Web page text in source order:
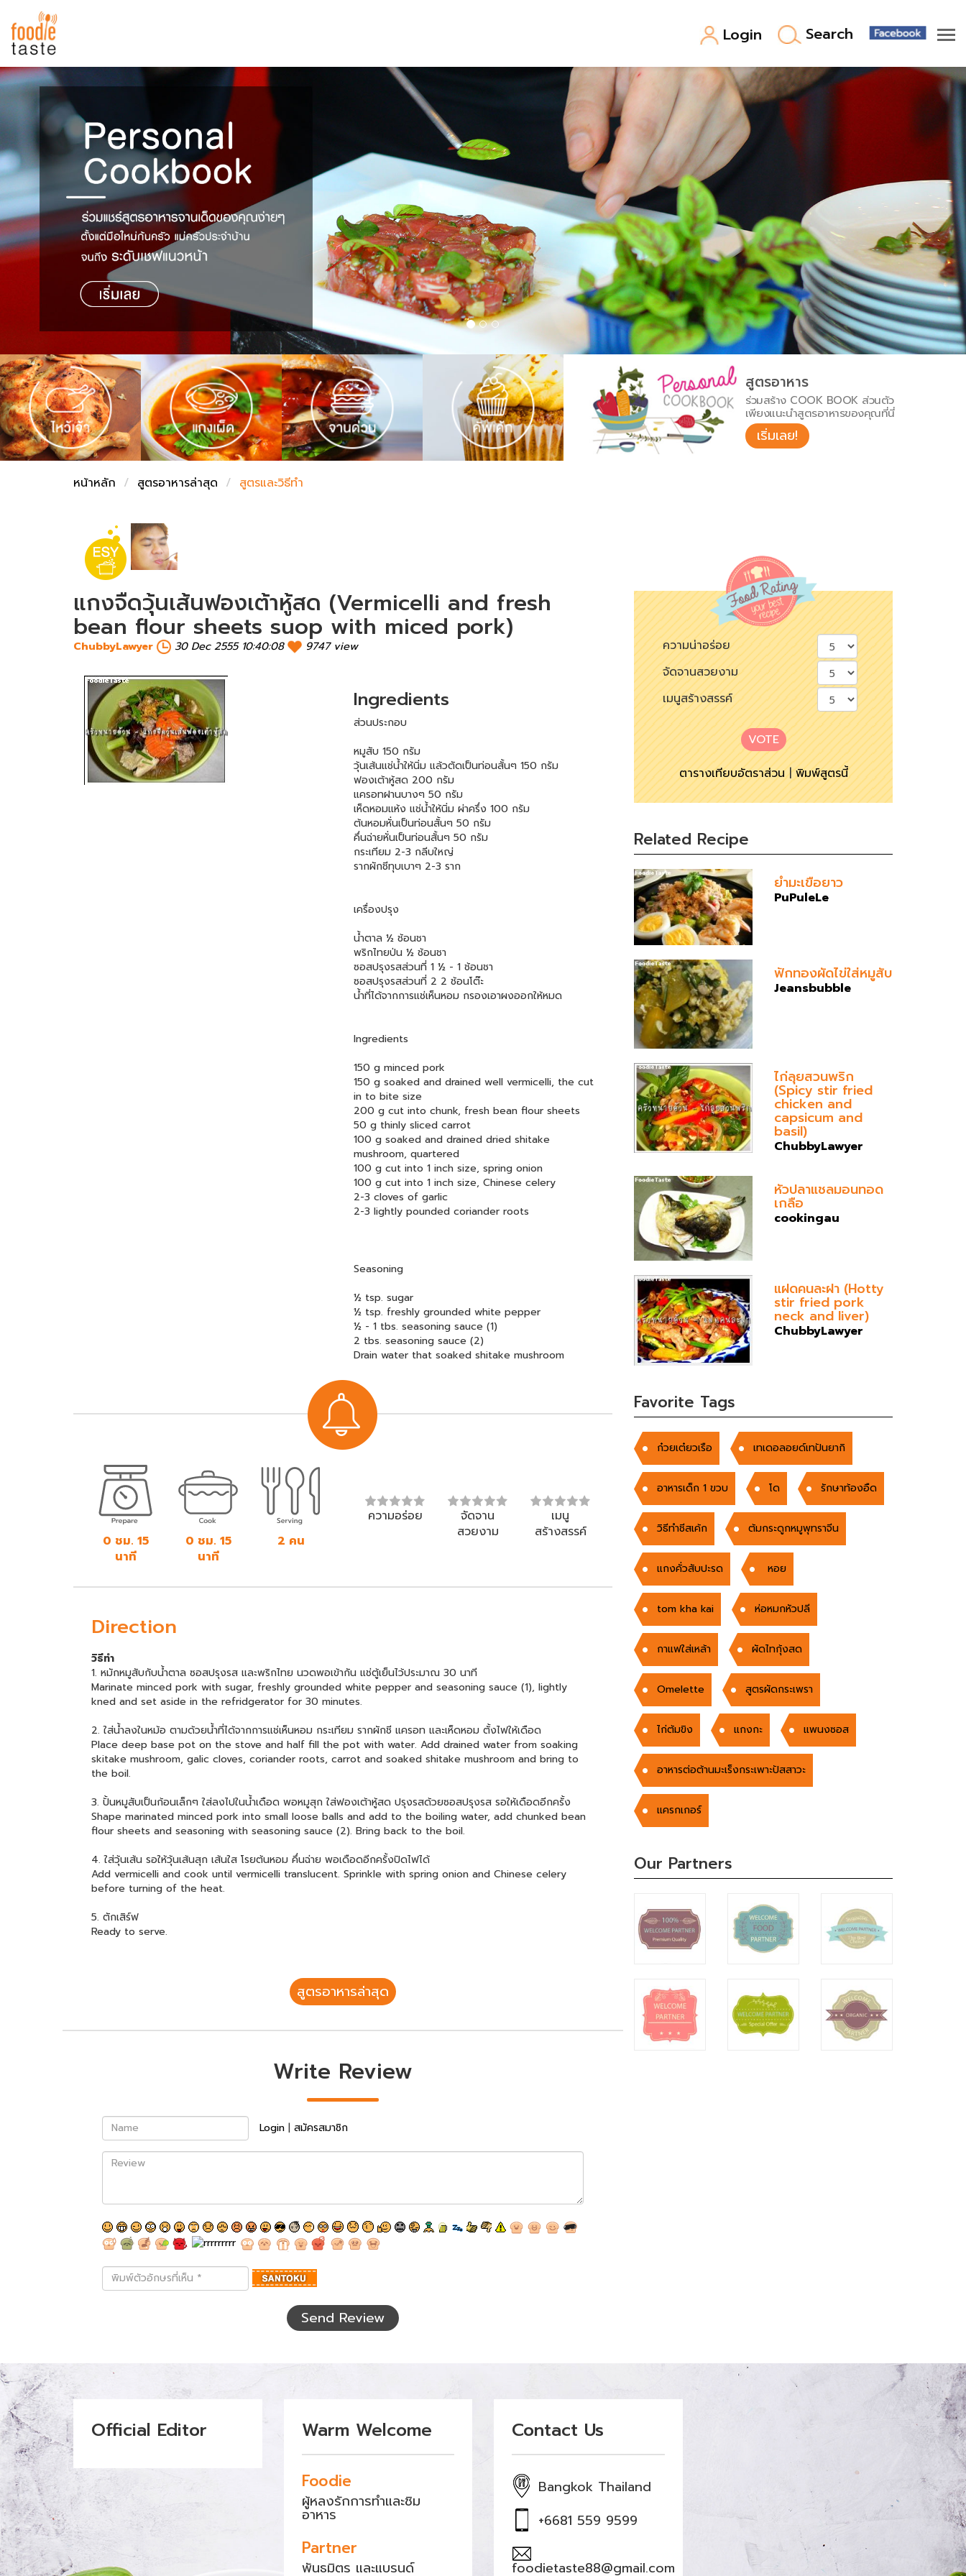
Login Search
สูตรอาหาร
สูตรอาหารล่าสุด
Top Foodie
พาไปชิม
สารพันก้นครัว
เคล็ดลับน่ารู้
เปรียบเทียบหน่วยการตวง
เปรียบเทียบอุณหภูมิ
เปรียบเทียบน้ำหนักวัตถุดิบ
ชั่งตวงเนย
FoodPedia
สร้าง Cookbook
สูตรอาหาร
ร่วมสร้าง COOK BOOK ส่วนตัว
เพียงแนะนำสูตรอาหารของคุณที่นี่
เริ่มเลย!
หน้าหลัก สูตรอาหารล่าสุด สูตรและวิธีทำ
แกงจืดวุ้นเส้นฟองเต้าหู้สด (Vermicelli and fresh
bean flour sheets suop with miced pork)
ChubbyLawyer 30 Dec 2555 10:40:08 9747 view
Ingredients
ส่วนประกอบ
หมูสับ 150 กรัม
วุ้นเส้นแช่น้ำให้นิ่ม แล้วตัดเป็นท่อนสั้นๆ 150 กรัม
ฟองเต้าหู้สด 200 กรัม
แครอทฝานบางๆ 50 กรัม
เห็ดหอมแห้ง แช่น้ำให้นิ่ม ผ่าครึ่ง 100 กรัม
ต้นหอมหั่นเป็นท่อนสั้นๆ 50 กรัม
คึ่นฉ่ายหั่นเป็นท่อนสั้นๆ 50 กรัม
กระเทียม 2-3 กลีบใหญ่
รากผักชีทุบเบาๆ 2-3 ราก
เครื่องปรุง
น้ำตาล ½ ช้อนชา
พริกไทยป่น ½ ช้อนชา
ซอสปรุงรสส่วนที่ 1 ½ - 1 ช้อนชา
ซอสปรุงรสส่วนที่ 2 2 ช้อนโต๊ะ
น้ำที่ได้จากการแช่เห็นหอม กรองเอาผงออกให้หมด
Ingredients
150 g minced pork
150 g soaked and drained well vermicelli, the cut
in to bite size
200 g cut into chunk, fresh bean flour sheets
50 g thinly sliced carrot
100 g soaked and drained dried shitake
mushroom, quartered
100 g cut into 1 inch size, spring onion
100 g cut into 1 inch size, Chinese celery
2-3 cloves of garlic
2-3 lightly pounded coriander roots
Seasoning
½ tsp. sugar
½ tsp. freshly grounded white pepper
½ - 1 tbs. seasoning sauce (1)
2 tbs. seasoning sauce (2)
Drain water that soaked shitake mushroom
0 ชม. 15
นาที
0 ชม. 15
นาที
2 คน
ความอร่อย
จัดจาน
สวยงาม
เมนู
สร้างสรรค์
Direction
วิธีทำ
1. หมักหมูสับกับน้ำตาล ซอสปรุงรส และพริกไทย นวดพอเข้ากัน แช่ตู้เย็นไว้ประมาณ 30 นาที
Marinate minced pork with sugar, freshly grounded white pepper and seasoning sauce (1), lightly
kned and set aside in the refridgerator for 30 minutes.
2. ใส่น้ำลงในหม้อ ตามด้วยน้ำที่ได้จากการแช่เห็นหอม กระเทียม รากผักชี แครอท และเห็ดหอม ตั้งไฟให้เดือด
Place deep base pot on the stove and half fill the pot with water. Add drained water from soaking
skitake mushroom, galic cloves, coriander roots, carrot and soaked shitake mushroom and bring to
the boil.
3. ปั้นหมูสับเป็นก้อนเล็กๆ ใส่ลงไปในน้ำเดือด พอหมูสุก ใส่ฟองเต้าหู้สด ปรุงรสด้วยซอสปรุงรส รอให้เดือดอีกครั้ง
Shape marinated minced pork into small loose balls and add to the boiling water, add chunked bean
flour sheets and seasoning with seasoning sauce (2). Bring back to the boil.
4. ใส่วุ้นเส้น รอให้วุ้นเส้นสุก เส้นใส โรยต้นหอม คึ่นฉ่าย พอเดือดอีกครั้งปิดไฟได้
Add vermicelli and cook until vermicelli translucent. Sprinkle with spring onion and Chinese celery
before turning of the heat.
5. ตักเสิร์ฟ
Ready to serve.
สูตรอาหารล่าสุด
Write Review
Name Login | สมัครสมาชิก
Review
พิมพ์
ตัว
Send Review
ความน่าอร่อย
จัดจานสวยงาม
เมนูสร้างสรรค์
VOTE
ตารางเทียบอัตราส่วน|พิมพ์สูตรนี้
Related Recipe
ยำมะเขือยาว
PuPuleLe
ฟักทองผัดไข่ใส่หมูสับ
Jeansbubble
ไก่ลุยสวนพริก
(Spicy stir fried
chicken and
capsicum and
basil)
ChubbyLawyer
หัวปลาแชลมอนทอด
เกลือ
cookingau
แฝดคนละฝา (Hotty
stir fried pork
neck and liver)
ChubbyLawyer
Favorite Tags
ก๋วยเต๋ยวเรือ เทเดอลอยด์เทปันยากิ
อาหารเด็ก 1 ขวบ โด รักษาท้องอืด
วิธีทำชีสเค้ก ต้มกระดูกหมูพุทราจีน
แกงคั่วสับปะรด หอย
tom kha kai ห่อหมกหัวปลี
กาแฟใส่เหล้า ผัดไทกุ้งสด
Omelette สูตรผัดกระเพรา
ไก่ต้มขิง แกงกะ แพนงซอส
อาหารต่อต้านมะเร็งกระเพาะปัสสาวะ
เเครกเกอร์
Our Partners
Official Editor Warm Welcome
Foodie
ผู้หลงรักการทำและชิม
อาหาร
Partner
พันธมิตร และแบรนด์
Contact Us
Bangkok Thailand
+6681 559 9599
foodietaste88@gmail.com